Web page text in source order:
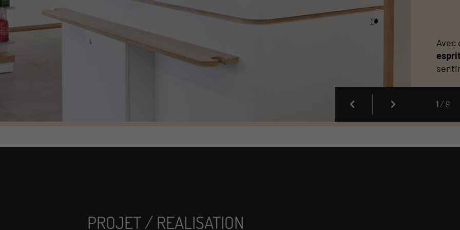
1 / 9
Avec
PROJET / REALISATION